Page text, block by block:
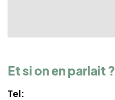
Et si on en parlait ?
Tel: